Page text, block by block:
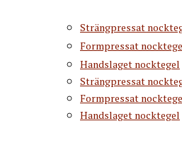
Strängpressat
Formpressat
Handslaget nocktegel
Strängpressat
Formpressat
Handslaget nocktegel